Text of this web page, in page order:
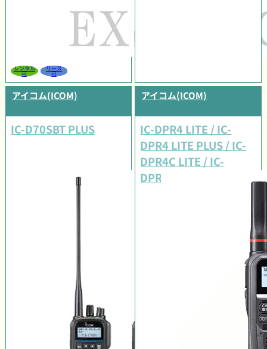
レンタル
可
リース
可
アイコム(ICOM)
IC-D70SBT PLUS
アイコム(ICOM)
IC-DPR4 LITE / IC-
DPR4 LITE PLUS / IC-
DPR4C LITE / IC-
DPR4C LITE PLUS